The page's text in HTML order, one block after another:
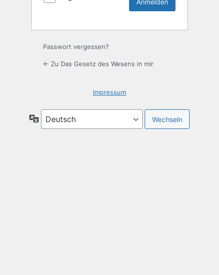
Passwort vergessen?
← Zu Das Gesetz des Wesens in mir
Impressum
Sprache